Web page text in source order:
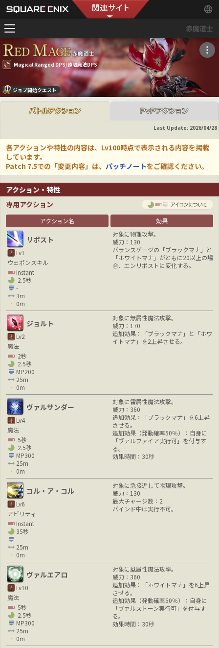
赤魔道士
Magical Ranged DPS/遠隔魔法DPS
ジョブ開始クエスト
Last Update: 2026/04/28
各アクションや特性の内容は、Lv100時点で表示される内容を掲載
しています。
Patch 7.5での「変更内容」は、 パッチノートをご確認ください。
アクション・特性
専用アクション
アクション名 効果
リポスト
Lv1
ウェポンスキル
Instant
2.5秒
-
3m
0m
対象に物理攻撃。
威力：130
バランスゲージの「ブラックマナ」と
「ホワイトマナ」がともに20以上の場
合、エンリポストに変化する。
ジョルト
Lv2
魔法
2秒
2.5秒
MP200
25m
0m
対象に無属性魔法攻撃。
威力：170
追加効果：「ブラックマナ」と「ホワ
イトマナ」を2上昇させる。
ヴァルサンダー
Lv4
魔法
5秒
2.5秒
MP300
25m
0m
対象に雷属性魔法攻撃。
威力：360
追加効果：「ブラックマナ」を6上昇
させる。
追加効果（発動確率50％）：自身に
「ヴァルファイア実行可」を付与す
る。
効果時間：30秒
コル・ア・コル
Lv6
アビリティ
Instant
35秒
-
25m
0m
対象に急接近して物理攻撃。
威力：130
最大チャージ数：2
バインド中は実行不可。
ヴァルエアロ
Lv10
魔法
5秒
2.5秒
MP300
25m
0m
対象に風属性魔法攻撃。
威力：360
追加効果：「ホワイトマナ」を6上昇
させる。
追加効果（発動確率50％）：自身に
「ヴァルストーン実行可」を付与す
る。
効果時間：30秒